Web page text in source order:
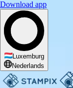
Download app
Luxemburg
Nederlands